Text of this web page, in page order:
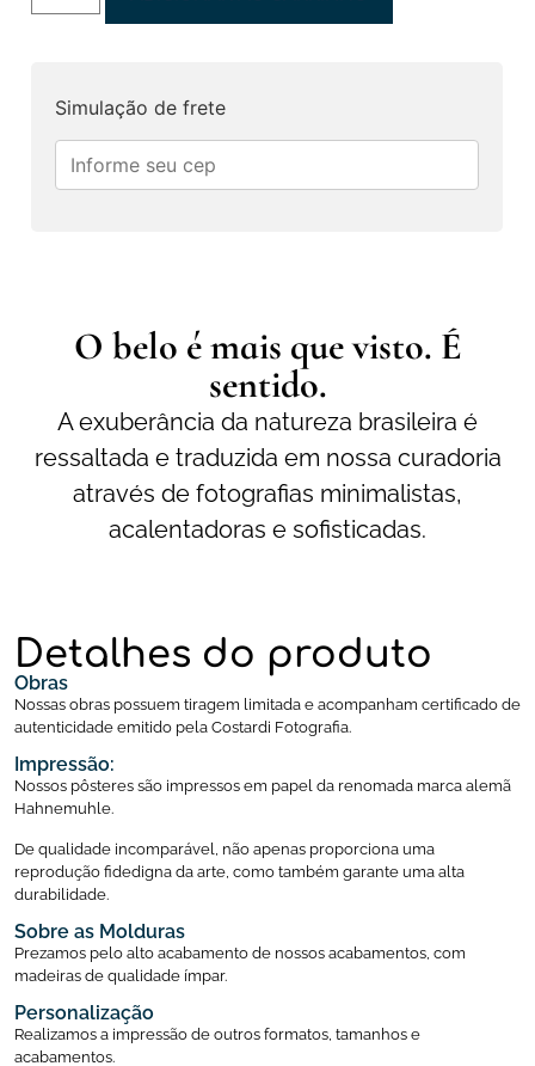
Simulação de frete
O belo é mais que visto. É
sentido.
A exuberância da natureza brasileira é
ressaltada e traduzida em nossa curadoria
através de fotografias minimalistas,
acalentadoras e sofisticadas.
Detalhes do produto
Obras
Nossas obras possuem tiragem limitada e acompanham certificado de
autenticidade emitido pela Costardi Fotografia.
Impressão:
Nossos pôsteres são impressos em papel da renomada marca alemã
Hahnemuhle.
De qualidade incomparável, não apenas proporciona uma
reprodução fidedigna da arte, como também garante uma alta
durabilidade.
Sobre as Molduras
Prezamos pelo alto acabamento de nossos acabamentos, com
madeiras de qualidade ímpar.
Personalização
Realizamos a impressão de outros formatos, tamanhos e
acabamentos.